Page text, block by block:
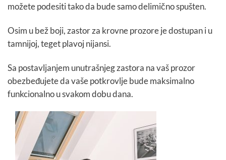
možete podesiti tako da bude samo delimično spušten.
Osim u bež boji, zastor za krovne prozore je dostupan i u
tamnijoj, teget plavoj nijansi.
Sa postavljanjem unutrašnjeg zastora na vaš prozor
obezbeđujete da vaše potkrovlje bude maksimalno
funkcionalno u svakom dobu dana.